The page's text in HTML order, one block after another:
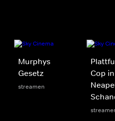
Murphys
Gesetz
streamen
Cop in